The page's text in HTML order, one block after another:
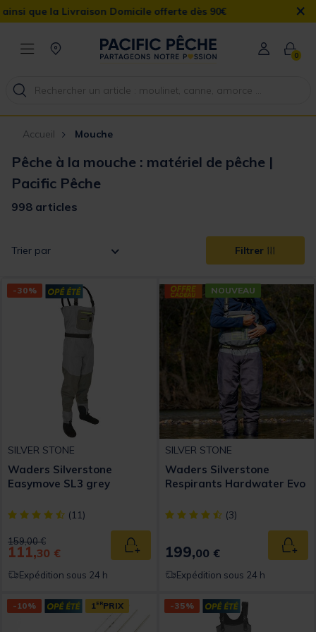
offerte dès 90€ ×
0
Accueil Mouche
Pêche à la mouche : matériel de pêche |
Pacific Pêche
998 articles
Trier par Filtrer
-30%
SILVER STONE
Waders Silverstone
Easymove SL3 grey
[object Object] out of 5 Customer Rating
(11)
Price reduced from
159,00 €to
111,30 € Ajouter au panier
Expédition sous 24 h
NOUVEAU
SILVER STONE
Waders Silverstone
Respirants Hardwater Evo
[object Object] out of 5
(3)
199,00 €
Expédition sous 24 h
-10% 1 ERPRIX -35%